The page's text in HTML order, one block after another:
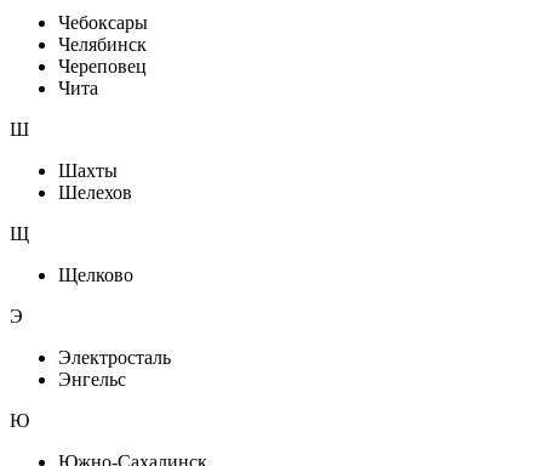
Чебоксары
Челябинск
Череповец
Чита
Ш
Шахты
Шелехов
Щ
Щелково
Э
Электросталь
Энгельс
Ю
Южно-Сахалинск